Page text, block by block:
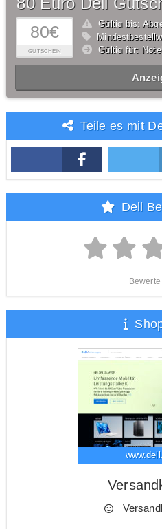
80€
GUTSCHEIN
Gültig bis:
Gültig für:
Teile es mit
Dell